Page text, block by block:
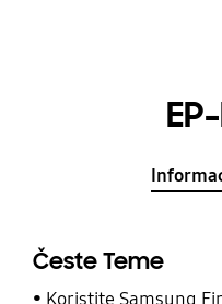
Česte Teme
Koristite Samsung